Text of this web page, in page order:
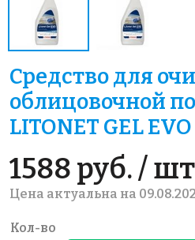
Средство для
облицовочной
LITONET GEL
1588 руб. /
Цена актуальна на
Кол-во